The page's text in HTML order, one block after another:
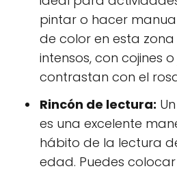
pintar o hacer
de color en esta
intensos, con cojines
contrastan con el
Rincón de lectura:
es una excelente
hábito de la lectura
edad. Puedes